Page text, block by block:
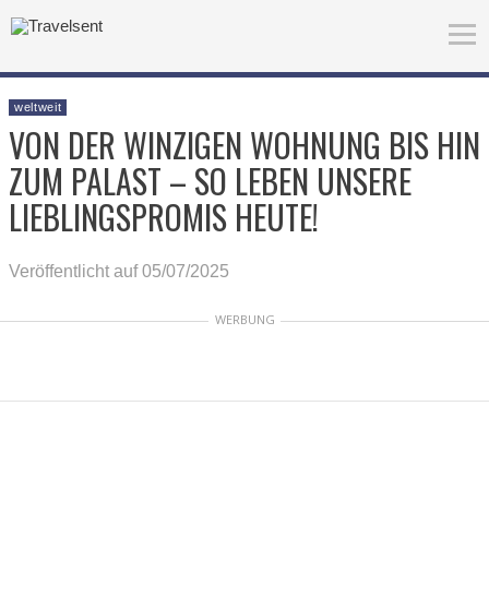
weltweit
VON DER WINZIGEN WOHNUNG BIS HIN
ZUM PALAST – SO LEBEN UNSERE
LIEBLINGSPROMIS HEUTE!
Veröffentlicht auf 05/07/2025
WERBUNG